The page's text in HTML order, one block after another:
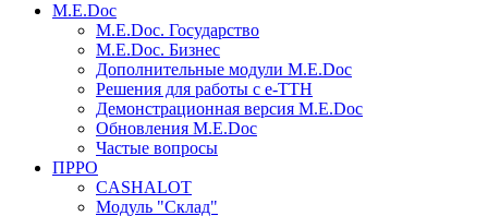
M.E.Doc
M.E.Doc. Государство
M.E.Doc. Бизнес
Дополнительные модули M.E.Doc
Решения для работы с е-ТТН
Демонстрационная версия M.E.Doc
Обновления M.E.Doc
Частые вопросы
ПРРО
CASHALOT
Модуль "Склад"